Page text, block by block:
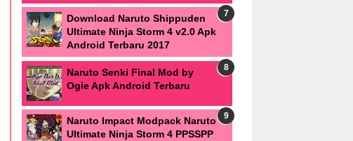
Download Naruto Shippuden
Ultimate Ninja Storm 4 v2.0 Apk
Android Terbaru 2017
Naruto Senki Final Mod by
Ogie Apk Android Terbaru
Naruto Impact Modpack Naruto
Ultimate Ninja Storm 4 PPSSPP